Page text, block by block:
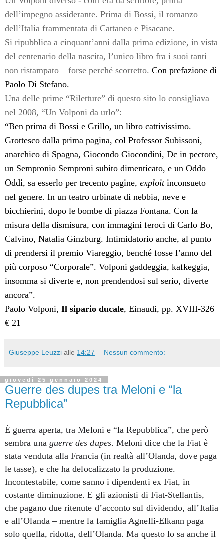
dell’impegno assiderante. Prima di Bossi, il romanzo
dell’Italia frammentata di Cattaneo e Pisacane.
Si ripubblica a cinquant’anni dalla prima edizione, in vista
del centenario della nascita, l’unico libro fra i suoi tanti
non ristampato – forse perché scorretto. Con prefazione di
Paolo Di Stefano.
Una delle prime “Riletture” di questo sito lo consigliava
nel 2008, “Un Volponi da urlo”:
“Ben prima di Bossi e Grillo, un libro cattivissimo.
Grottesco dalla prima pagina, col Professor Subissoni,
anarchico di Spagna, Giocondo Giocondini, Dc in pectore,
un Sempronio Semproni subito dimenticato, e un Oddo
Oddi, sa esserlo per trecento pagine, exploitinconsueto
nel genere. In un teatro urbinate di nebbia, neve e
bicchierini, dopo le bombe di piazza Fontana. Con la
misura della dismisura, con immagini feroci di Carlo Bo,
Calvino, Natalia Ginzburg. Intimidatorio anche, al punto
di prendersi il premio Viareggio, benché fosse l’anno del
più corposo “Corporale”. Volponi gaddeggia, kafkeggia,
insomma si diverte e, non prendendosi sul serio, diverte
ancora”.
Paolo Volponi, Il sipario ducale, Einaudi, pp. XVIII-326
€ 21
Giuseppe Leuzzi alle 14:27 Nessun commento:
giovedì 25 gennaio 2024
Guerre des dupes tra Meloni e “la
Repubblica”
È guerra aperta, tra Meloni e “la Repubblica”, che però
sembra una guerre des dupes. Meloni dice che la Fiat è
stata venduta alla Francia (in realtà all’Olanda, dove paga
le tasse), e che ha delocalizzato la produzione.
Incontestabile, come sanno i dipendenti ex Fiat, in
costante diminuzione. E gli azionisti di Fiat-Stellantis,
che pagano due ritenute d’acconto sul dividendo, all’Italia
e all’Olanda – mentre la famiglia Agnelli-Elkann paga
solo quella, ridotta, dell’Olanda. Ma questo lo sa anche il